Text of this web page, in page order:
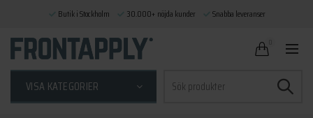
VISA KATEGORIER
efter:
Butik i Stockholm 30.000+ nöjda kunder Snabba leveranser